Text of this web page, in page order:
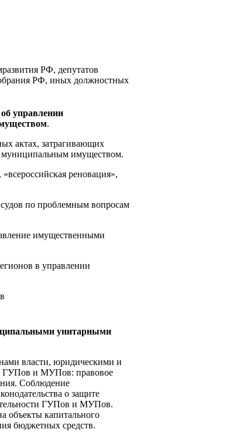
РФ, депутатов
РФ, иных должностных
управлении
.
актах, затрагивающих
муниципальным имуществом.
реновация»,
по проблемным вопросам
имущественными
в управлении
унитарными
власти, юридическими и
ГУПов и МУПов: правовое
Соблюдение
о защите
ГУПов и МУПов.
объекты капитального
бюджетных средств.